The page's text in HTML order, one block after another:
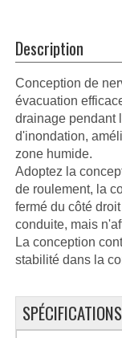
Description
Conception de
évacuation
drainage pendant
d'inondation,
zone humide.
Adoptez la
de roulement, la
fermé du côté
conduite, mais
La conception
stabilité dans la
SPÉCIFICATIONS